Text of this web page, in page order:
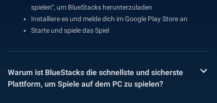
spielen“, um BlueStacks herunterzuladen
Installiere es und melde dich im Google Play Store an
Starte und spiele das Spiel
Warum ist BlueStacks die schnellste und sicherste
Plattform, um Spiele auf dem PC zu spielen?